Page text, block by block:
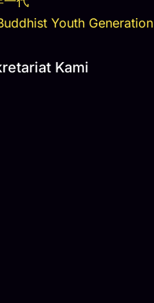
Youth Generation
Kami